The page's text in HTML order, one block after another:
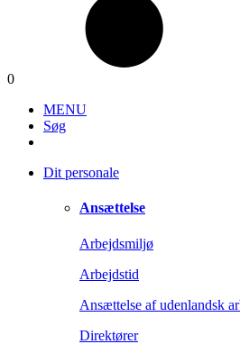
0
MENU
Søg
Dit personale
Ansættelse
Arbejdsmiljø
Arbejdstid
Ansættelse af udenlandsk
Direktører